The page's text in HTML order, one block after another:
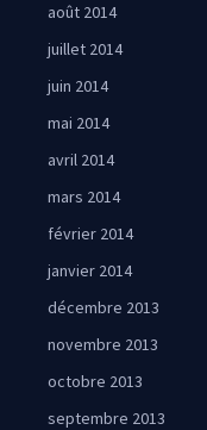
août 2014
juillet 2014
juin 2014
mai 2014
avril 2014
mars 2014
février 2014
janvier 2014
décembre 2013
novembre 2013
octobre 2013
septembre 2013